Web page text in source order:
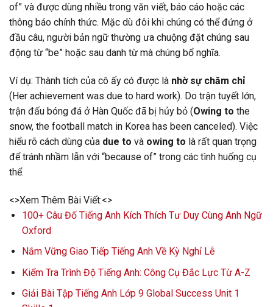
of” và được dùng nhiều trong văn viết, báo cáo hoặc các
thông báo chính thức. Mặc dù đôi khi chúng có thể đứng ở
đầu câu, người bản ngữ thường ưa chuộng đặt chúng sau
động từ “be” hoặc sau danh từ mà chúng bổ nghĩa.
Ví dụ: Thành tích của cô ấy có được là nhờ sự chăm chỉ
(Her achievement was due to hard work). Do trận tuyết lớn,
trận đấu bóng đá ở Hàn Quốc đã bị hủy bỏ (Owing to the
snow, the football match in Korea has been canceled). Việc
hiểu rõ cách dùng của due to và owing to là rất quan trọng
để tránh nhầm lẫn với “because of” trong các tình huống cụ
thể.
<>Xem Thêm Bài Viết:<>
100+ Câu Đố Tiếng Anh Kích Thích Tư Duy Cùng Anh Ngữ
Oxford
Nắm Vững Giao Tiếp Tiếng Anh Về Kỳ Nghỉ Lễ
Kiểm Tra Trình Độ Tiếng Anh: Công Cụ Đắc Lực Từ A-Z
Giải Bài Tập Tiếng Anh Lớp 9 Global Success Unit 1